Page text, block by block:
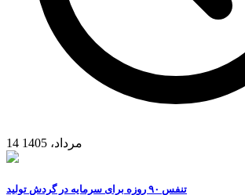
14 مرداد، 1405
تنفس ۹۰ روزه برای سرمایه در گردش تولید